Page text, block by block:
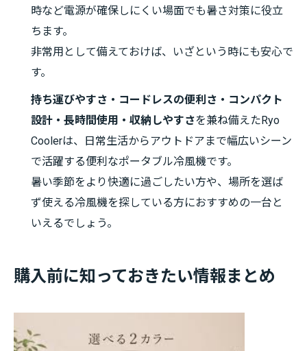
時など電源が確保しにくい場面でも暑さ対策に役立
ちます。
非常用として備えておけば、いざという時にも安心で
す。
持ち運びやすさ・コードレスの便利さ・コンパクト
設計・長時間使用・収納しやすさを兼ね備えたRyo
Coolerは、日常生活からアウトドアまで幅広いシーン
で活躍する便利なポータブル冷風機です。
暑い季節をより快適に過ごしたい方や、場所を選ば
ず使える冷風機を探している方におすすめの一台と
いえるでしょう。
購入前に知っておきたい情報まとめ